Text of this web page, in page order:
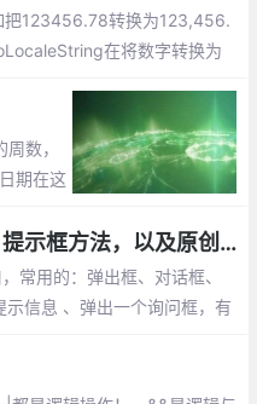
把123456.78转换为123,456.
在将数字转换为
match方式代表正则表达式
数，
期在这
JavaScript弹框、对话框、提示框方法，以及原创JS模拟Alert弹出框效果
常用的：弹出框、对话框、
信息 、弹出一个询问框，有
、window.open 弹出新窗口